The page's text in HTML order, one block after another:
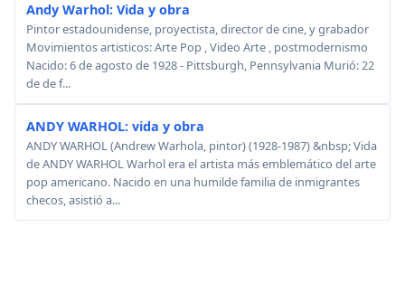
Andy Warhol: Vida y obra
Pintor estadounidense, proyectista, director de cine, y grabador
Movimientos artisticos: Arte Pop , Video Arte , postmodernismo
Nacido: 6 de agosto de 1928 - Pittsburgh, Pennsylvania Murió: 22
de de f...
ANDY WARHOL: vida y obra
ANDY WARHOL (Andrew Warhola, pintor) (1928-1987) &nbsp; Vida
de ANDY WARHOL Warhol era el artista más emblemático del arte
pop americano. Nacido en una humilde familia de inmigrantes
checos, asistió a...